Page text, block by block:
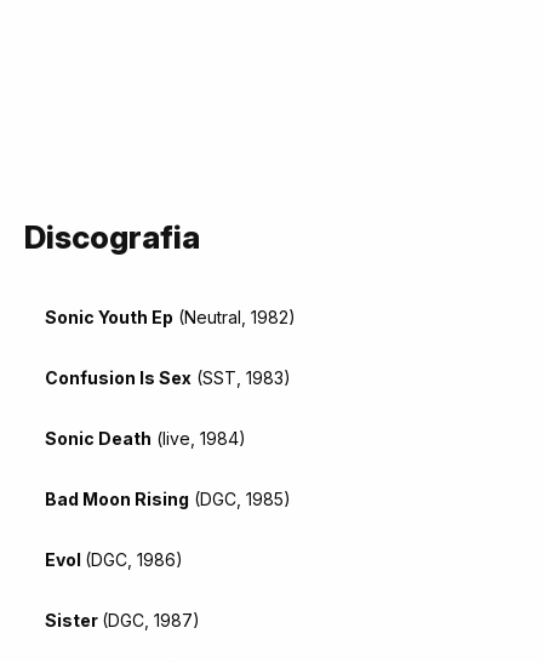
Discografia
Sonic Youth Ep (Neutral, 1982)
Confusion Is Sex (SST, 1983)
Sonic Death (live, 1984)
Bad Moon Rising (DGC, 1985)
Evol (DGC, 1986)
Sister (DGC, 1987)